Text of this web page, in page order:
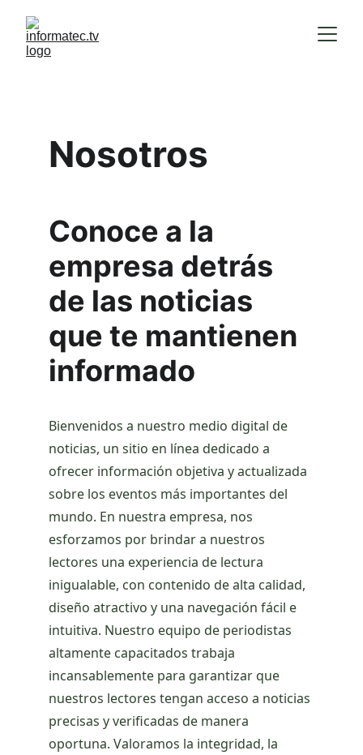
Nosotros
Conoce a la
empresa detrás
de las noticias
que te mantienen
informado
Bienvenidos a nuestro medio digital de
noticias, un sitio en línea dedicado a
ofrecer información objetiva y actualizada
sobre los eventos más importantes del
mundo. En nuestra empresa, nos
esforzamos por brindar a nuestros
lectores una experiencia de lectura
inigualable, con contenido de alta calidad,
diseño atractivo y una navegación fácil e
intuitiva. Nuestro equipo de periodistas
altamente capacitados trabaja
incansablemente para garantizar que
nuestros lectores tengan acceso a noticias
precisas y verificadas de manera
oportuna. Valoramos la integridad, la